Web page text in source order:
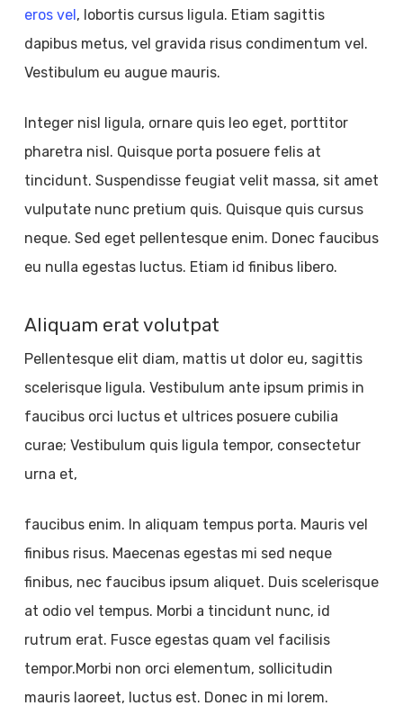
eros vel, lobortis cursus ligula. Etiam sagittis
dapibus metus, vel gravida risus condimentum vel.
Vestibulum eu augue mauris.
Integer nisl ligula, ornare quis leo eget, porttitor
pharetra nisl. Quisque porta posuere felis at
tincidunt. Suspendisse feugiat velit massa, sit amet
vulputate nunc pretium quis. Quisque quis cursus
neque. Sed eget pellentesque enim. Donec faucibus
eu nulla egestas luctus. Etiam id finibus libero.
Aliquam erat volutpat
Pellentesque elit diam, mattis ut dolor eu, sagittis
scelerisque ligula. Vestibulum ante ipsum primis in
faucibus orci luctus et ultrices posuere cubilia
curae; Vestibulum quis ligula tempor, consectetur
urna et,
faucibus enim. In aliquam tempus porta. Mauris vel
finibus risus. Maecenas egestas mi sed neque
finibus, nec faucibus ipsum aliquet. Duis scelerisque
at odio vel tempus. Morbi a tincidunt nunc, id
rutrum erat. Fusce egestas quam vel facilisis
tempor.Morbi non orci elementum, sollicitudin
mauris laoreet, luctus est. Donec in mi lorem.